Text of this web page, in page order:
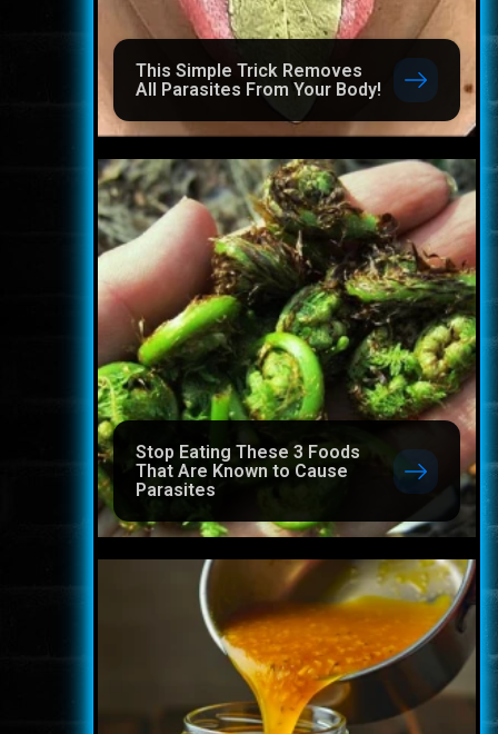
This Simple Trick Removes
All Parasites From Your Body!
Stop Eating These 3 Foods
That Are Known to Cause
Parasites